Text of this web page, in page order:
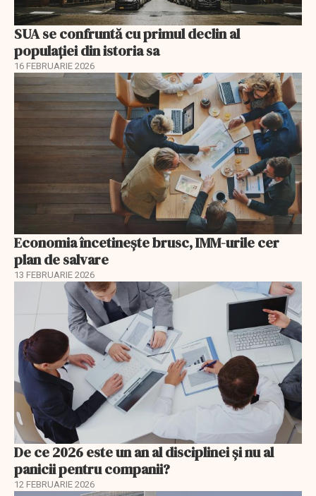
SUA se confruntă cu primul declin al
populației din istoria sa
16 FEBRUARIE 2026
Economia încetinește brusc, IMM-urile cer
plan de salvare
13 FEBRUARIE 2026
De ce 2026 este un an al disciplinei și nu al
panicii pentru companii?
12 FEBRUARIE 2026